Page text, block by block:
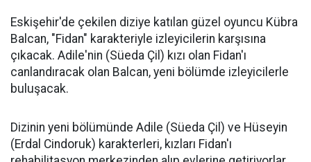
Eskişehir'de çekilen diziye katılan güzel oyuncu Kübra
Balcan, "Fidan" karakteriyle izleyicilerin karşısına
çıkacak. Adile'nin (Süeda Çil) kızı olan Fidan'ı
canlandıracak olan Balcan, yeni bölümde izleyicilerle
buluşacak.
Dizinin yeni bölümünde Adile (Süeda Çil) ve Hüseyin
(Erdal Cindoruk) karakterleri, kızları Fidan'ı